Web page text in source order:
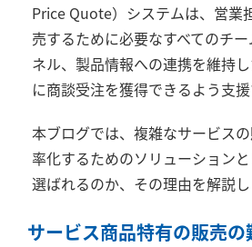
Price Quote）システムは、営業
売するために必要なすべてのチ
ネル、製品情報への連携を維持
に商談受注を獲得できるよう支援
本ブログでは、複雑なサービス
率化するためのソリューション
選ばれるのか、その理由を解説し
サービス商品特有の販売の